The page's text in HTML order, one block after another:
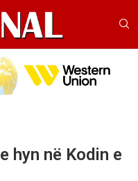
hyn në Kodin e